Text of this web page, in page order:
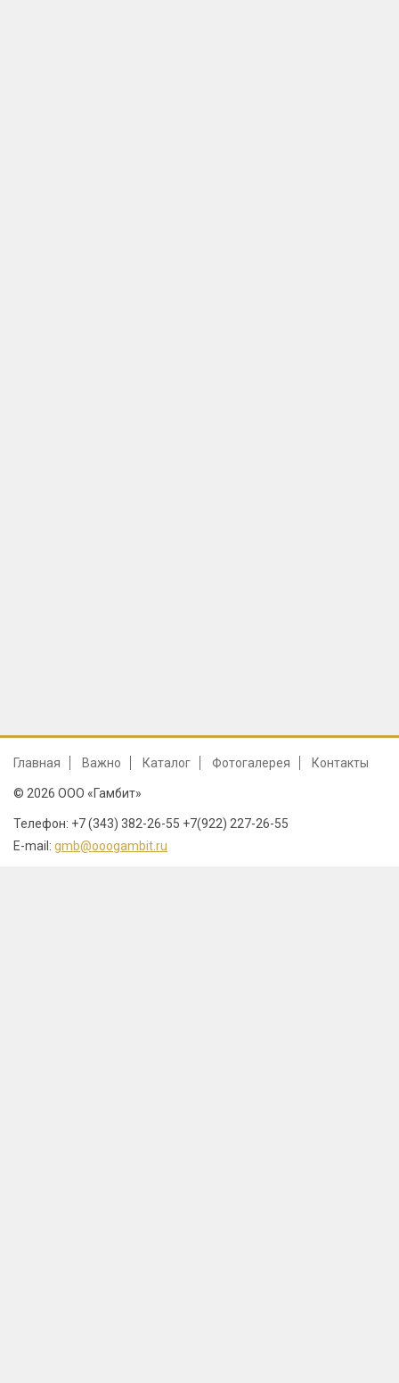
Главная Важно Каталог Фотогалерея Контакты
© 2026 ООО «Гамбит»
Телефон: +7 (343) 382-26-55 +7(922) 227-26-55
E-mail: gmb@ooogambit.ru